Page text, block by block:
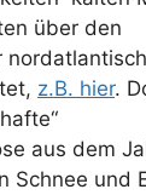
über den
z.B. hier.
aus dem
Schnee und